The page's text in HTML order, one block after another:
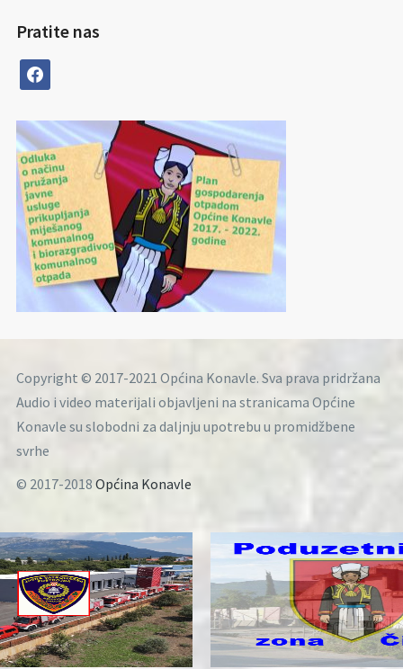
Pratite nas
facebook
Copyright © 2017-2021 Općina Konavle. Sva prava pridržana
Audio i video materijali objavljeni na stranicama Općine
Konavle su slobodni za daljnju upotrebu u promidžbene
svrhe
© 2017-2018 Općina Konavle